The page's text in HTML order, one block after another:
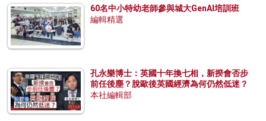
60名中小特幼老師參與城大GenAI培訓班
編輯精選
孔永樂博士：英國十年換七相，新揆會否步
前任後塵？脫歐後英國經濟為何仍然低迷？
本社編輯部